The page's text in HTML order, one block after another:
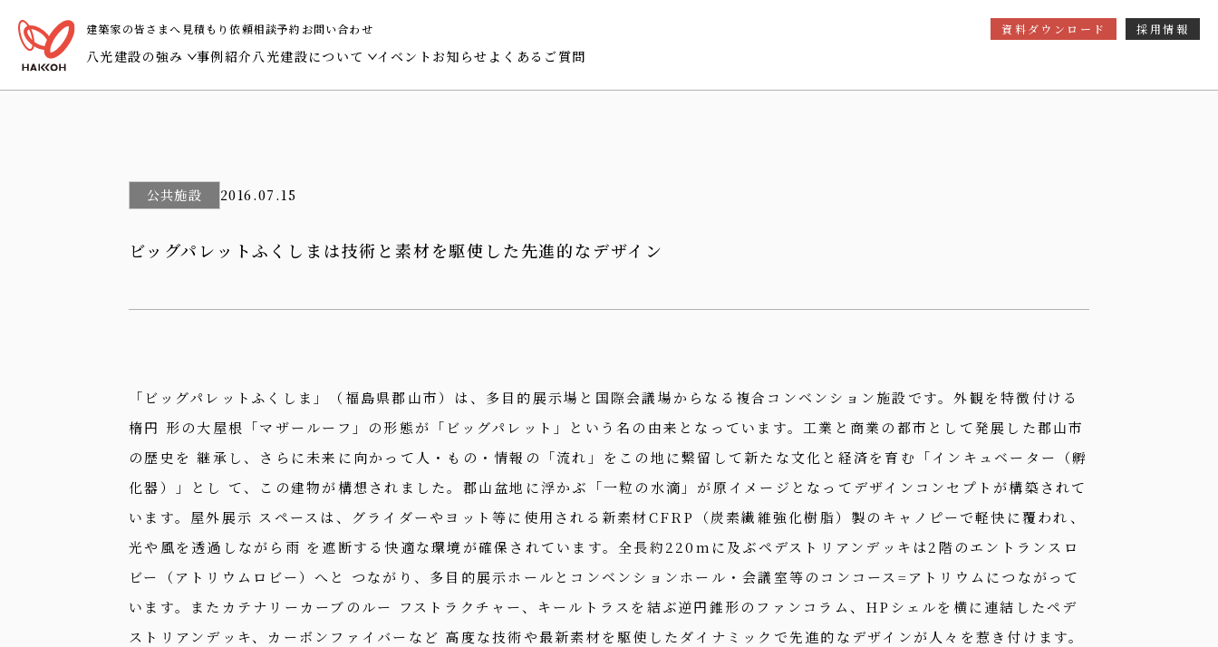
建築家の皆さまへ 見積もり依頼相談予約 お問い合わせ 資料ダウンロード 採用情報
八光建設の強み
建築から、事業と人の営みを支える。
事例紹介八光建設について
社会貢献活動
イベント お知らせ よくあるご質問
公共施設 2016.07.15
ビッグパレットふくしまは技術と素材を駆使した先進的なデザイン
「ビッグパレットふくしま」（福島県郡山市）は、多目的展示場と国際会議場からなる複合コンベンション施設です。外観を特徴付ける
楕円 形の大屋根「マザールーフ」の形態が「ビッグパレット」という名の由来となっています。工業と商業の都市として発展した郡山市
の歴史を 継承し、さらに未来に向かって人・もの・情報の「流れ」をこの地に繋留して新たな文化と経済を育む「インキュベーター（孵
化器）」とし て、この建物が構想されました。郡山盆地に浮かぶ「一粒の水滴」が原イメージとなってデザインコンセプトが構築されて
います。屋外展示 スペースは、グライダーやヨット等に使用される新素材CFRP（炭素繊維強化樹脂）製のキャノピーで軽快に覆われ、
光や風を透過しながら雨 を遮断する快適な環境が確保されています。全長約220mに及ぶペデストリアンデッキは2階のエントランスロ
ビー（アトリウムロビー）へと つながり、多目的展示ホールとコンベンションホール・会議室等のコンコース=アトリウムにつながって
います。またカテナリーカーブのルー フストラクチャー、キールトラスを結ぶ逆円錐形のファンコラム、HPシェルを横に連結したペデ
ストリアンデッキ、カーボンファイバーなど 高度な技術や最新素材を駆使したダイナミックで先進的なデザインが人々を惹き付けます。